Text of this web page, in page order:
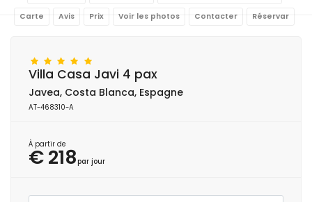
Carte Avis Prix Voir les photos Contacter Réservar
Villa Casa Javi 4 pax
Javea, Costa Blanca, Espagne
AT-468310-A
À partir de
€ 218par jour